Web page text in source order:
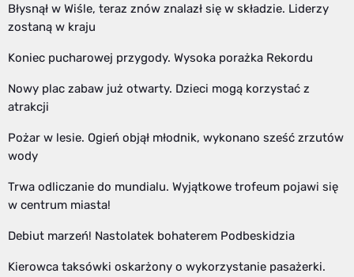
Błysnął w Wiśle, teraz znów znalazł się w składzie. Liderzy
zostaną w kraju
Koniec pucharowej przygody. Wysoka porażka Rekordu
Nowy plac zabaw już otwarty. Dzieci mogą korzystać z
atrakcji
Pożar w lesie. Ogień objął młodnik, wykonano sześć zrzutów
wody
Trwa odliczanie do mundialu. Wyjątkowe trofeum pojawi się
w centrum miasta!
Debiut marzeń! Nastolatek bohaterem Podbeskidzia
Kierowca taksówki oskarżony o wykorzystanie pasażerki.